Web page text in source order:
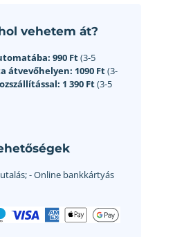
vehetem át?
990 Ft(3-5
átvevőhelyen: 1090 Ft(3-
1 390 Ft(3-5
- Online bankkártyás